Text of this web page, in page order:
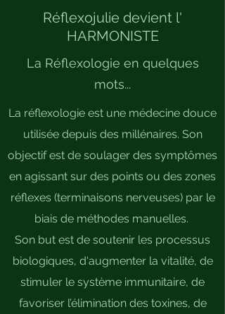
Réflexojulie devient l'
HARMONISTE
La Réflexologie en quelques
mots...
La réflexologie est une médecine douce
utilisée depuis des millénaires. Son
objectif est de soulager des symptômes
en agissant sur des points ou des zones
réflexes (terminaisons nerveuses) par le
biais de méthodes manuelles.
Son but est de soutenir les processus
biologiques, d'augmenter la vitalité, de
stimuler le système immunitaire, de
favoriser l’élimination des toxines, de